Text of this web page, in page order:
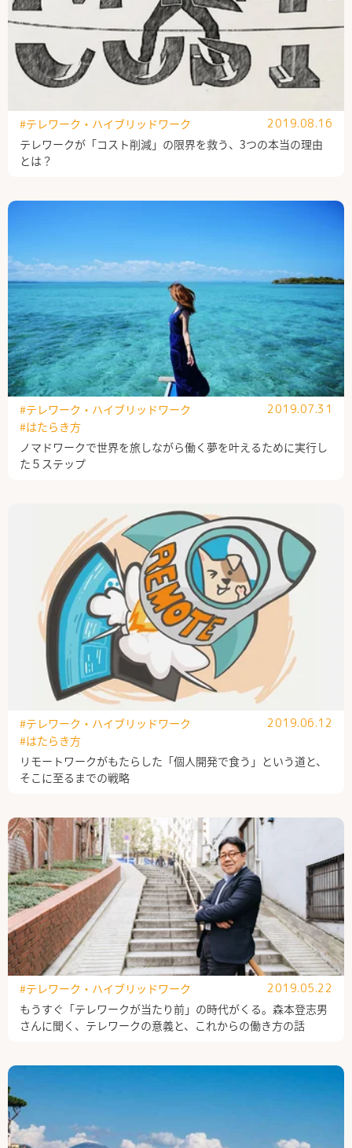
テレワークが「コスト削減」の限界を救う、3つの本当の理由
とは？
#テレワーク・ハイブリッドワーク 2019.08.16
ノマドワークで世界を旅しながら働く夢を叶えるために実行し
た５ステップ
#テレワーク・ハイブリッドワーク
#はたらき方
2019.07.31
リモートワークがもたらした「個人開発で食う」という道と、
そこに至るまでの戦略
#テレワーク・ハイブリッドワーク
#はたらき方
2019.06.12
もうすぐ「テレワークが当たり前」の時代がくる。森本登志男
さんに聞く、テレワークの意義と、これからの働き方の話
#テレワーク・ハイブリッドワーク 2019.05.22